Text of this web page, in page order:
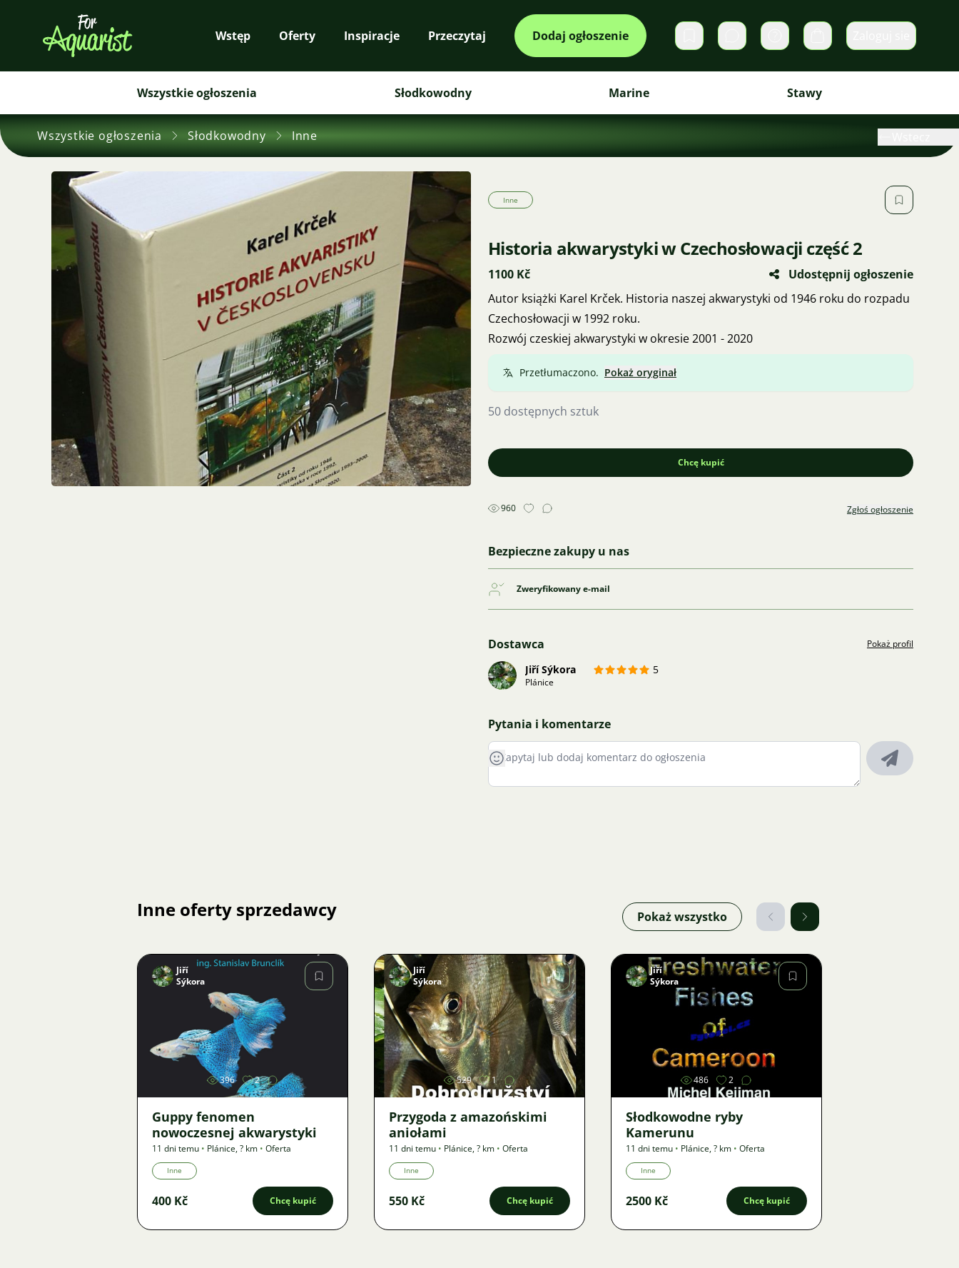
Wstęp Oferty Inspiracje Przeczytaj Dodaj ogłoszenie Prywatne wiadomości
Koszyk
Wszystkie ogłoszenia Słodkowodny Marine Stawy
Wszystkie ogłoszenia Słodkowodny Inne
Inne
Historia akwarystyki w Czechosłowacji część 2
1100 Kč
Udostępnij ogłoszenie
Autor książki Karel Krček. Historia naszej akwarystyki od 1946 roku do rozpadu
Czechosłowacji w 1992 roku.
Rozwój czeskiej akwarystyki w okresie 2001 - 2020
Przetłumaczono. Pokaż oryginał
50 dostępnych sztuk
Chcę kupić
960 Zgłoś ogłoszenie
Bezpieczne zakupy u nas
Zweryfikowany e-mail
Dostawca Pokaż profil
Jiří Sýkora 5
Plánice
Pytania i komentarze
Inne oferty sprzedawcy Pokaż wszystko
Zdjęcie
Jiří
Sýkora
396 2
Guppy fenomen
nowoczesnej akwarystyki
11 dni temu • Plánice,? km • Oferta
Inne
400 Kč Chcę kupić
Zdjęcie
Jiří
Sýkora
529 1
Przygoda z amazońskimi
aniołami
11 dni temu • Plánice,? km • Oferta
Inne
550 Kč Chcę kupić
Zdjęcie
Jiří
Sýkora
486 2
Słodkowodne ryby
Kamerunu
11 dni temu • Plánice,? km • Oferta
Inne
2500 Kč Chcę kupić